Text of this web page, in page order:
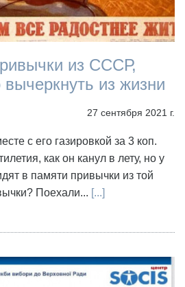
из СССР,
из жизни
27 сентября 2021 г.
с его газировкой за 3 коп.
как он канул в лету, но у
в памяти привычки из той
Поехали... [...]